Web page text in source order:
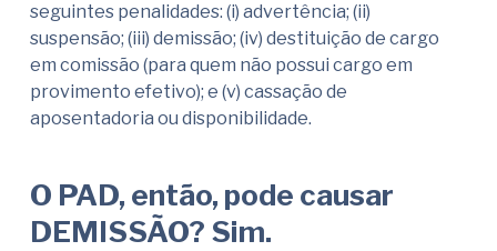
seguintes penalidades: (i) advertência; (ii)
suspensão; (iii) demissão; (iv) destituição de cargo
em comissão (para quem não possui cargo em
provimento efetivo); e (v) cassação de
aposentadoria ou disponibilidade.
O PAD, então, pode causar
DEMISSÃO? Sim.